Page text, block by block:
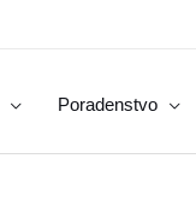
Poradenstvo